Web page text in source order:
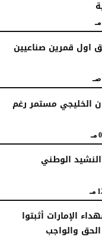
اول قمرين صناعيين
الخليجي مستمر رغم
النشيد الوطني
الإمارات أثبتوا
والواجب